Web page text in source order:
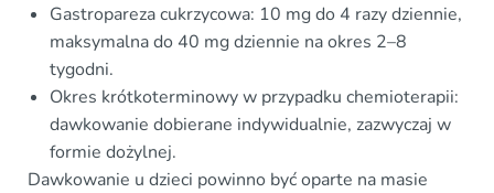
Gastropareza cukrzycowa: 10 mg do 4 razy dziennie,
maksymalna do 40 mg dziennie na okres 2–8
tygodni.
Okres krótkoterminowy w przypadku chemioterapii:
dawkowanie dobierane indywidualnie, zazwyczaj w
formie dożylnej.
Dawkowanie u dzieci powinno być oparte na masie